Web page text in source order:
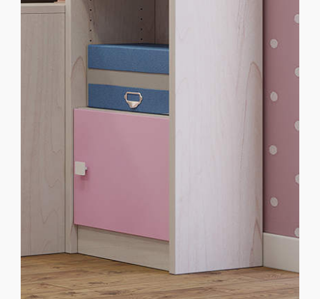
ΣΤΡΩΜΑΤΑ
ΠΑΙΔΙΚΑ
ΚΡΕΒΑΤΙΑ
MONTESSORI
ΝΤΥΜΕΝΑ ΚΑΙ
ΑΡΧΙΚΉ